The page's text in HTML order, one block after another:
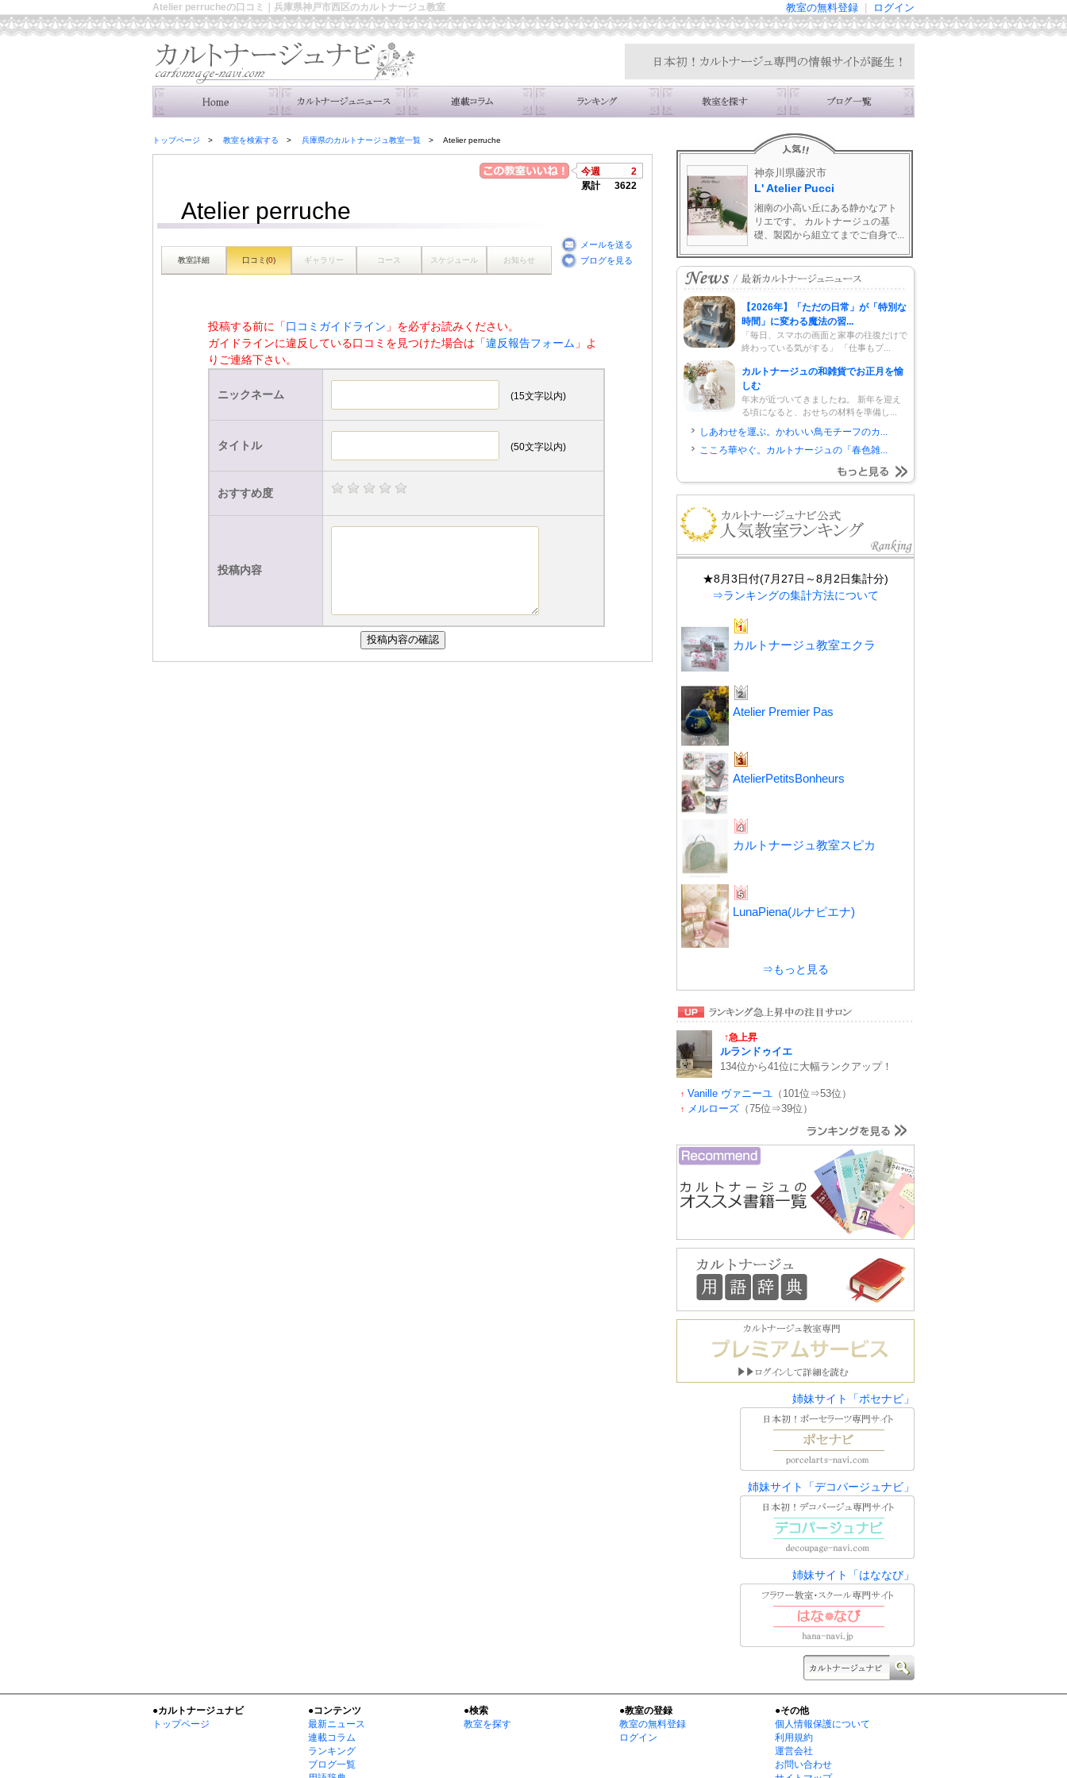
Atelier perrucheの口コミ｜兵庫県神戸市西区のカルトナージュ教室 ログイン
教室の無料登録
トップページ 教室を検索する 兵庫県のカルトナージュ教室一覧 Atelier perruche
今週
2
累計
3622
Atelier perruche
教室詳細 口コミ(0) ギャラリー コース スケジュール お知らせ
メールを送る
ブログを見る
投稿する前に「口コミガイドライン 」を必ずお読みください。
ガイドラインに違反している口コミを見つけた場合は「違反報告フォーム 」よ
りご連絡下さい。
ニックネーム (15文字以内)
タイトル (50文字以内)
おすすめ度
投稿内容
神奈川県藤沢市
L' Atelier Pucci
湘南の小高い丘にある静かなアト
リエです。 カルトナージュの基
礎、製図から組立てまでご自身で...
【2026年】「ただの日常」が「特別な
時間」に変わる魔法の習...
「毎日、スマホの画面と家事の往復だけで
終わっている気がする」 「仕事もプ...
カルトナージュの和雑貨でお正月を愉
しむ
年末が近づいてきましたね。 新年を迎え
る頃になると、おせちの材料を準備し...
しあわせを運ぶ。かわいい鳥モチーフのカ...
こころ華やぐ。カルトナージュの「春色雑...
★8月3日付(7月27日～8月2日集計分)
⇒ランキングの集計方法について
カルトナージュ教室エクラ
Atelier Premier Pas
AtelierPetitsBonheurs
カルトナージュ教室スピカ
LunaPiena(ルナピエナ)
⇒もっと見る
↑急上昇
ルランドゥイエ
134位から41位に大幅ランクアップ！
↑ Vanille ヴァニーユ （101位⇒53位）
↑ メルローズ （75位⇒39位）
姉妹サイト「ポセナビ」
姉妹サイト「デコパージュナビ」
姉妹サイト「はななび」
●カルトナージュナビ
トップページ
●コンテンツ
最新ニュース
連載コラム
ランキング
ブログ一覧
●検索
教室を探す
●教室の登録
教室の無料登録
ログイン
●その他
個人情報保護について
利用規約
運営会社
お問い合わせ